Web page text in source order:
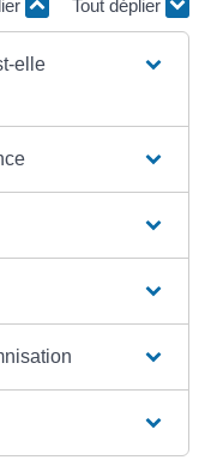
Tout déplier
elle